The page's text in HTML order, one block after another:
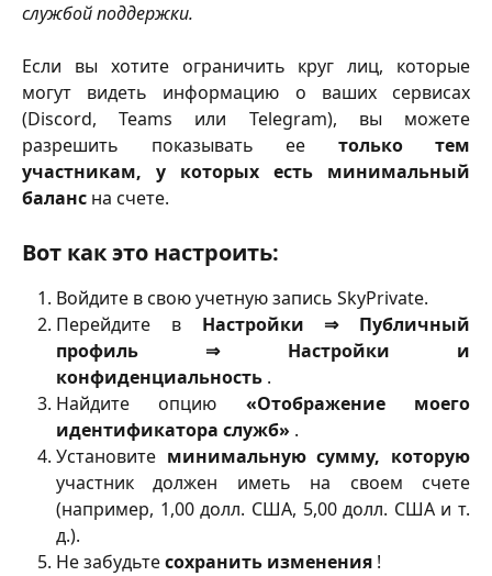
службой поддержки.
Если вы хотите ограничить круг лиц, которые
могут видеть информацию о ваших сервисах
(Discord, Teams или Telegram), вы можете
разрешить показывать ее только тем
участникам, у которых есть минимальный
баланс на счете.
Вот как это настроить:
Войдите в свою учетную запись SkyPrivate.
Перейдите в Настройки ⇒ Публичный
профиль ⇒ Настройки и
конфиденциальность .
Найдите опцию «Отображение моего
идентификатора служб» .
Установите минимальную сумму, которую
участник должен иметь на своем счете
(например, 1,00 долл. США, 5,00 долл. США и т.
д.).
Не забудьтесохранить изменения !